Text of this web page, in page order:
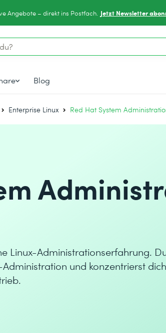
Angebote – direkt ins Postfach. Jetzt Newsletter
Blog
Enterprise Linux Red Hat System
Linux-Administrationserfahrung.
und konzentrierst